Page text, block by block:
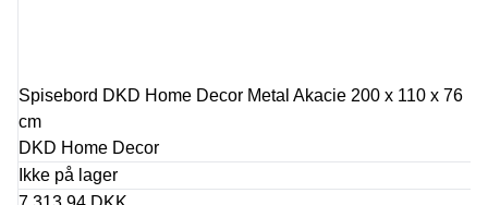
Spisebord DKD Home Decor Metal Akacie 200 x 110 x 76
cm
DKD Home Decor
Ikke på lager